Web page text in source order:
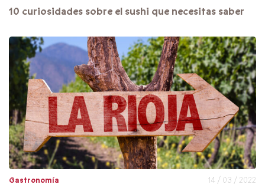
10 curiosidades sobre el sushi que necesitas saber
Gastronomía 14 / 03 / 2022